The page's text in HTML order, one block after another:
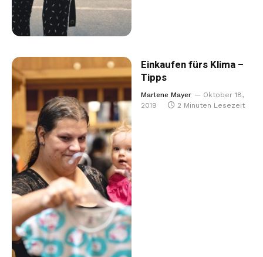
Einkaufen fürs Klima –
Tipps
Marlene Mayer
Oktober 18,
2019
2 Minuten Lesezeit